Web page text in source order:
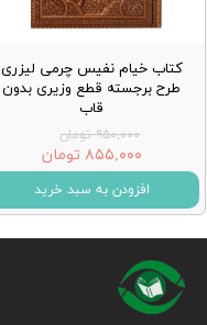
کتاب خیام نفیس چرمی لیزری
طرح برجسته قطع وزیری بدون
قاب
۹۵۰,۰۰۰ تومان
۸۵۵,۰۰۰ تومان
افزودن به سبد خرید